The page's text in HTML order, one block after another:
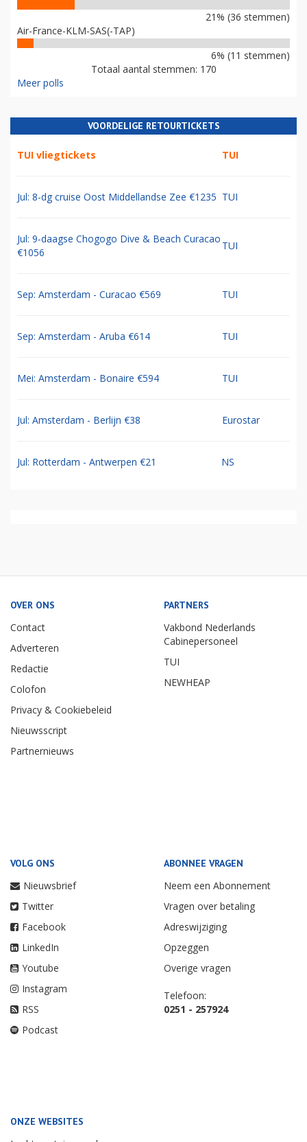
21% (36 stemmen)
Air-France-KLM-SAS(-TAP)
6% (11 stemmen)
Totaal aantal stemmen: 170
Meer polls
VOORDELIGE RETOURTICKETS
TUI vliegtickets TUI
Jul: 8-dg cruise Oost Middellandse Zee €1235 TUI
Jul: 9-daagse Chogogo Dive & Beach Curacao
€1056
TUI
Sep: Amsterdam - Curacao €569 TUI
Sep: Amsterdam - Aruba €614 TUI
Mei: Amsterdam - Bonaire €594 TUI
Jul: Amsterdam - Berlijn €38 Eurostar
Jul: Rotterdam - Antwerpen €21 NS
OVER ONS
Contact
Adverteren
Redactie
Colofon
Privacy & Cookiebeleid
Nieuwsscript
Partnernieuws
PARTNERS
Vakbond Nederlands
Cabinepersoneel
TUI
NEWHEAP
VOLG ONS
Nieuwsbrief
Twitter
Facebook
LinkedIn
Youtube
Instagram
RSS
Podcast
ABONNEE VRAGEN
Neem een Abonnement
Vragen over betaling
Adreswijziging
Opzeggen
Overige vragen
Telefoon:
0251 - 257924
ONZE WEBSITES